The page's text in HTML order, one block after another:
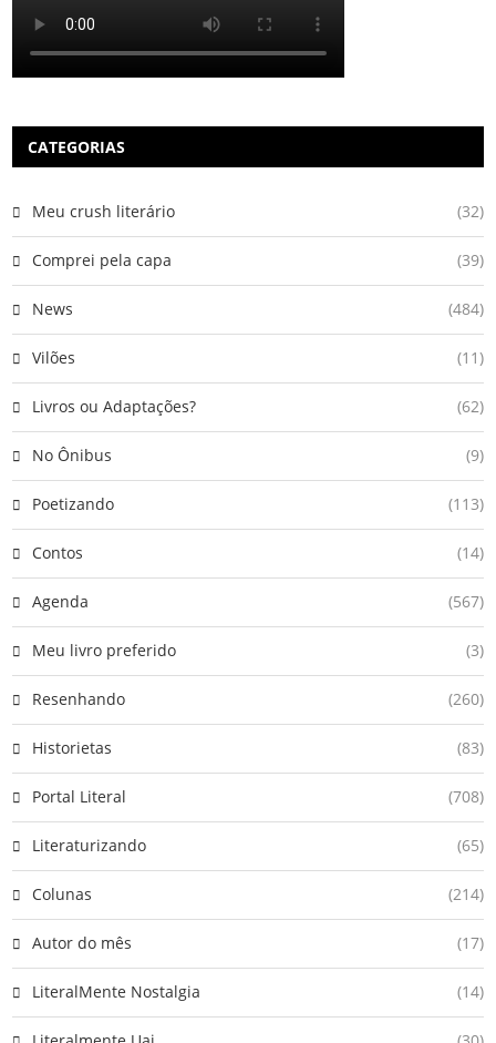
CATEGORIAS
Meu crush literário (32)
Comprei pela capa (39)
News (484)
Vilões (11)
Livros ou Adaptações? (62)
No Ônibus (9)
Poetizando (113)
Contos (14)
Agenda (567)
Meu livro preferido (3)
Resenhando (260)
Historietas (83)
Portal Literal (708)
Literaturizando (65)
Colunas (214)
Autor do mês (17)
LiteralMente Nostalgia (14)